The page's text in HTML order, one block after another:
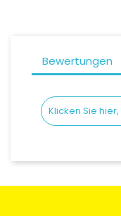
Bewertungen
Klicken Sie